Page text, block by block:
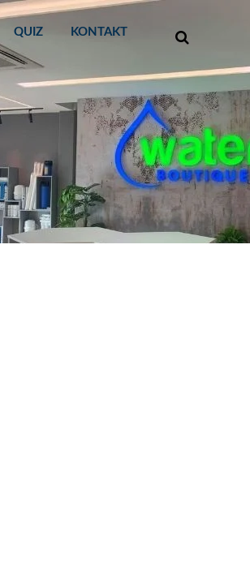
QUIZ KONTAKT